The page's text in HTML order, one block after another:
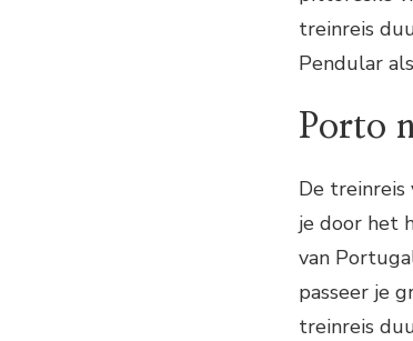
treinreis
Pendular
Porto
De treinreis
je door het
van
passeer je
treinreis